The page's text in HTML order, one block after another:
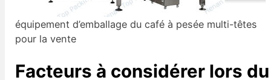
équipement d’emballage du café à pesée multi-têtes
pour la vente
Facteurs à considérer lors du